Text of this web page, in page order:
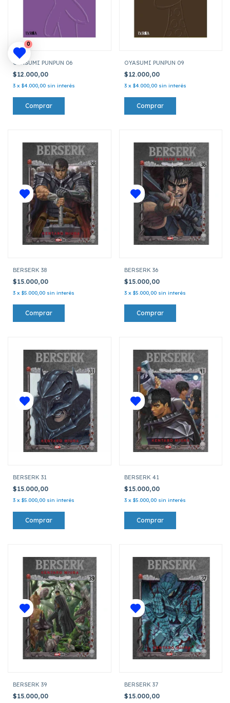
OYASUMI PUNPUN 06
$12.000,00
3 x $4.000,00 sin interés
OYASUMI PUNPUN 09
$12.000,00
3 x $4.000,00 sin interés
BERSERK 38
$15.000,00
3 x $5.000,00 sin interés
BERSERK 36
$15.000,00
3 x $5.000,00 sin interés
BERSERK 31
$15.000,00
3 x $5.000,00 sin interés
BERSERK 41
$15.000,00
3 x $5.000,00 sin interés
BERSERK 39
$15.000,00
BERSERK 37
$15.000,00
0